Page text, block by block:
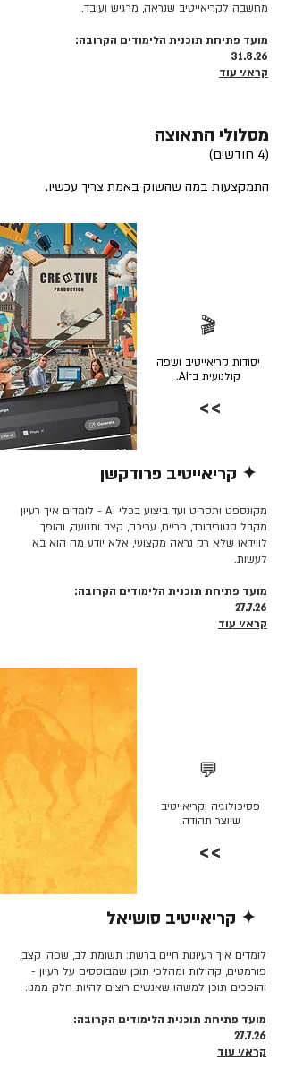
מחשבה לקריאייטיב שנראה, מרגיש ועובד.
מועד פתיחת תוכנית הלימודים הקרובה:
31.8.26
קרא/י עוד
מסלולי התאוצה
(4 חודשים)
התמקצעות במה שהשוק באמת צריך עכשיו.
🎬
יסודות קריאייטיב ושפה
קולנועית ב־AI.
>>
✦ קריאייטיב פרודקשן
מקונספט ותסריט ועד ביצוע בכלי AI - לומדים איך רעיון
מקבל סטוריבורד, פריים, עריכה, קצב ותנועה, והופך
לווידאו שלא רק נראה מקצועי, אלא יודע מה הוא בא
לעשות.
מועד פתיחת תוכנית הלימודים הקרובה:
27.7.26
קרא/י עוד
💬
פסיכולוגיה וקריאייטיב
שיוצר תהודה.
>>
✦ קריאייטיב סושיאל
לומדים איך רעיונות חיים ברשת: תשומת לב, שפה, קצב,
פורמטים, קהילות ומהלכי תוכן שמבוססים על רעיון -
והופכים תוכן למשהו שאנשים רוצים להיות חלק ממנו.
מועד פתיחת תוכנית הלימודים הקרובה:
27.7.26
קרא/י עוד